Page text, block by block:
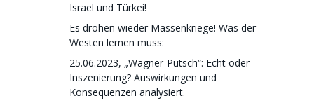
Israel und Türkei!
Es drohen wieder Massenkriege! Was der
Westen lernen muss:
25.06.2023, „Wagner-Putsch“: Echt oder
Inszenierung? Auswirkungen und
Konsequenzen analysiert.